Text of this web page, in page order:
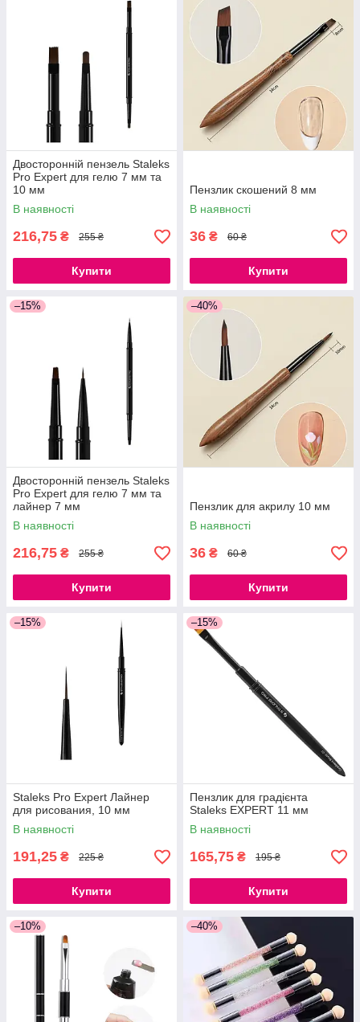
Двосторонній пензель Staleks
Pro Expert для гелю 7 мм та
10 мм
В наявності
216,75 ₴ 255 ₴
Купити
Пензлик скошений 8 мм
В наявності
36 ₴ 60 ₴
Купити
–15%
Двосторонній пензель Staleks
Pro Expert для гелю 7 мм та
лайнер 7 мм
В наявності
216,75 ₴ 255 ₴
Купити
–40%
Пензлик для акрилу 10 мм
В наявності
36 ₴ 60 ₴
Купити
–15%
Staleks Pro Expert Лайнер
для рисования, 10 мм
В наявності
191,25 ₴ 225 ₴
Купити
–15%
Пензлик для градієнта
Staleks EXPERT 11 мм
В наявності
165,75 ₴ 195 ₴
Купити
–10% –40%